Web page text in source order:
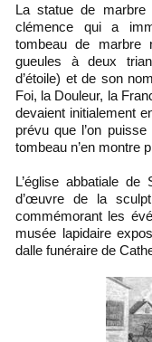
La statue de marbre blanc, figée dans le célèbre geste de
clémence qui a
tombeau de marbre
gueules à deux
d’étoile) et de son
Foi, la Douleur, la
devaient initialement
prévu que l’on
tombeau n’en montre
L’église abbatiale
d’œuvre de la
commémorant les
musée lapidaire
dalle funéraire de